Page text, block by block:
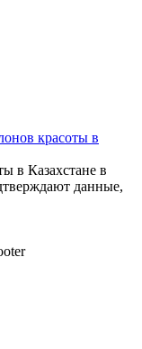
красоты в
в Казахстане в
данные,